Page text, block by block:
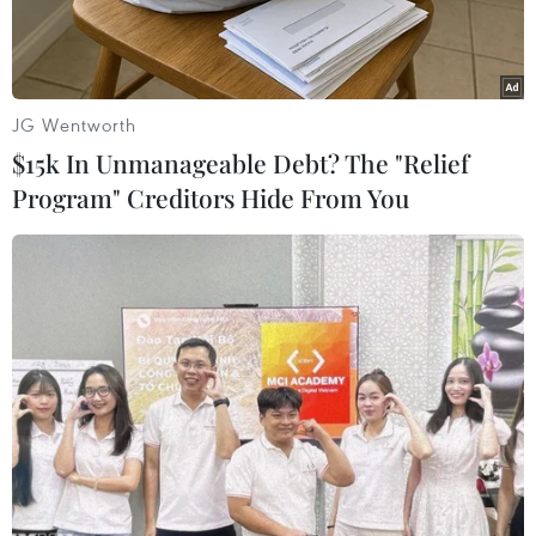
Nam du khách mất tích vào ngày 14/8.
Đại diện lãnh đạo Ủy ban Nhân dân xã Cúc
Phương, tỉnh Ninh Bình xác nhận, trưa 19/8, lực
lượng tìm kiếm đã tìm thấy thi thể nam du
khách mất tích trong Vườn quốc gia Cúc Phương
JG Wentworth
$15k In Unmanageable Debt? The "Relief
Program" Creditors Hide From You